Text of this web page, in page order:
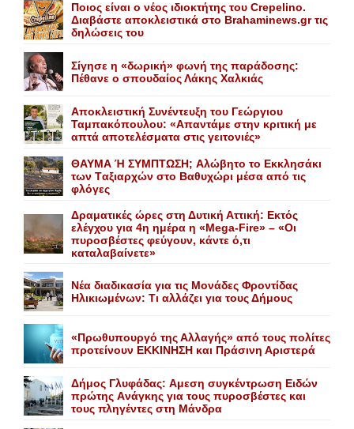
Ποιος είναι ο νέος ιδιοκτήτης του Crepelino.
Διαβάστε αποκλειστικά στο Brahaminews.gr τις
δηλώσεις του
Σίγησε η «δωρική» φωνή της παράδοσης:
Πέθανε o σπουδαίος Λάκης Xαλκιάς
Αποκλειστική Συνέντευξη του Γεώργιου
Ταμπακόπουλου: «Απαντάμε στην κριτική με
απτά αποτελέσματα στις γειτονιές»
ΘΑΥΜΑ Ή ΣΥΜΠΤΩΣΗ; Aλώβητο το Eκκλησάκι
των Tαξιαρχών στο Bαθυχώρι μέσα από τις
φλόγες
Δραματικές ώρες στη Δυτική Αττική: Εκτός
ελέγχου για 4η ημέρα η «Mega-Fire» – «Οι
πυροσβέστες φεύγουν, κάντε ό,τι
καταλαβαίνετε»
Nέα διαδικασία για τις Mονάδες Φροντίδας
Hλικιωμένων: Tι αλλάζει για τους Δήμους
«Πρωθυπουργό της Αλλαγής» από τους πολίτες
προτείνουν EKKINHΣΗ και Πράσινη Αριστερά
Δήμος Γλυφάδας: Aμεση συγκέντρωση Eιδών
πρώτης Aνάγκης για τους πυροσβέστες και
τους πληγέντες στη Mάνδρα